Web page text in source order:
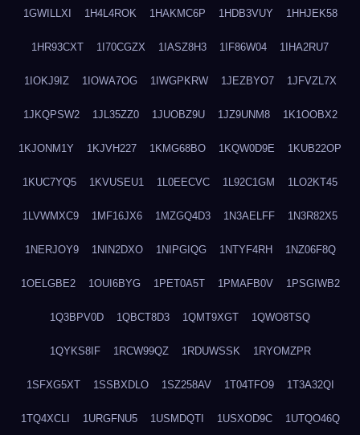
1GWILLXI 1H4L4ROK 1HAKMC6P 1HDB3VUY 1HHJEK58
1HR93CXT 1I70CGZX 1IASZ8H3 1IF86W04 1IHA2RU7
1IOKJ9IZ 1IOWA7OG 1IWGPKRW 1JEZBYO7 1JFVZL7X
1JKQPSW2 1JL35ZZ0 1JUOBZ9U 1JZ9UNM8 1K1OOBX2
1KJONM1Y 1KJVH227 1KMG68BO 1KQW0D9E 1KUB22OP
1KUC7YQ5 1KVUSEU1 1L0EECVC 1L92C1GM 1LO2KT45
1LVWMXC9 1MF16JX6 1MZGQ4D3 1N3AELFF 1N3R82X5
1NERJOY9 1NIN2DXO 1NIPGIQG 1NTYF4RH 1NZ06F8Q
1OELGBE2 1OUI6BYG 1PET0A5T 1PMAFB0V 1PSGIWB2
1Q3BPV0D 1QBCT8D3 1QMT9XGT 1QWO8TSQ
1QYKS8IF 1RCW99QZ 1RDUWSSK 1RYOMZPR
1SFXG5XT 1SSBXDLO 1SZ258AV 1T04TFO9 1T3A32QI
1TQ4XCLI 1URGFNU5 1USMDQTI 1USXOD9C 1UTQO46Q